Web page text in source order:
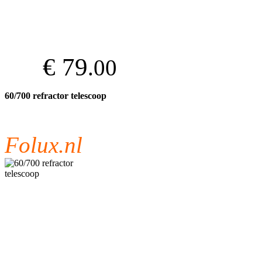
€ 79.00
60/700 refractor telescoop
Folux.nl